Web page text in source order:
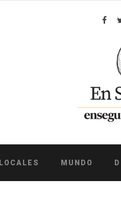
LOCALES MUNDO